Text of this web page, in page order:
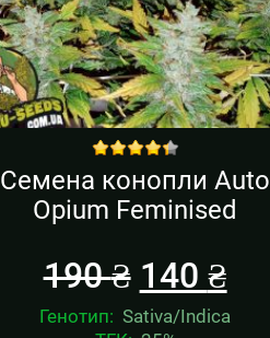
Sale!
Семена конопли Auto
Opium Feminised
190₴ 140 ₴
Генотип: Sativa/Indica